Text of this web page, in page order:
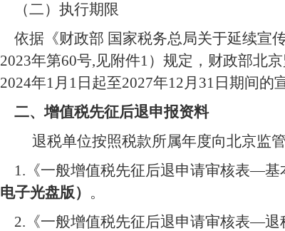
（二）执行期限
依据《财政部 国家税务总局关于延续宣
2023年第60号, 见附件1）规定，财政部北
2024年1月 1 日起至2027年12月 31 日期间的
二、增值税先征后退申报资料
退税单位按照税款所属年度向北京监
1. 《一般增值税先征后退申请审核表—
电子光盘版） 。
2. 《一般增值税先征后退申请审核表—